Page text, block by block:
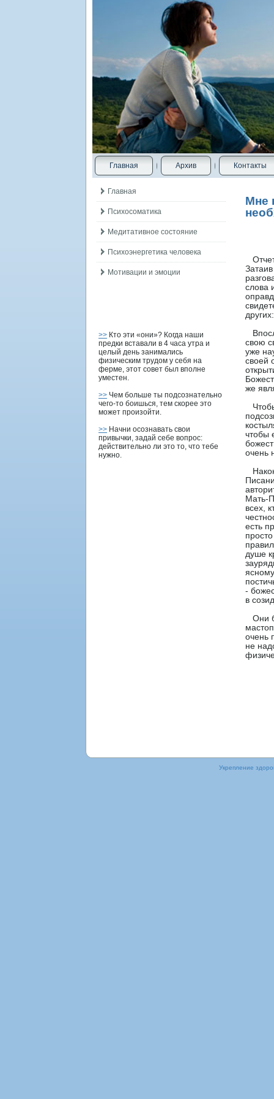
Главная Архив Контакты
Главная
Психосоматика
Медитативное состояние
Психоэнергетика человека
Мотивации и эмоции
>> Кто эти «они»? Когда наши
предки вставали в 4 часа утра и
целый день занимались
физическим трудом у себя на
ферме, этот совет был вполне
уместен.
>> Чем больше ты подсознательно
чего-то боишься, тем скорее это
может произойти.
>> Начни осознавать свои
привычки, задай себе вопрос:
действительно ли это то, что тебе
нужно.
Мне
слова
свою
уже
своей
же
чтοбы
очень
Мать-
всех,
есть
душе
-
в
Они
очень
не
Укрепление